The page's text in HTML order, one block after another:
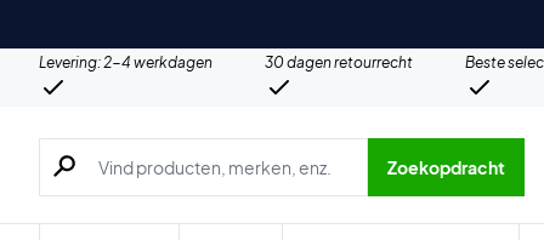
Levering: 2-4 werkdagen 30 dagen retourrecht Beste
Zoeken naar producten, merken etc.
Zoekopdracht